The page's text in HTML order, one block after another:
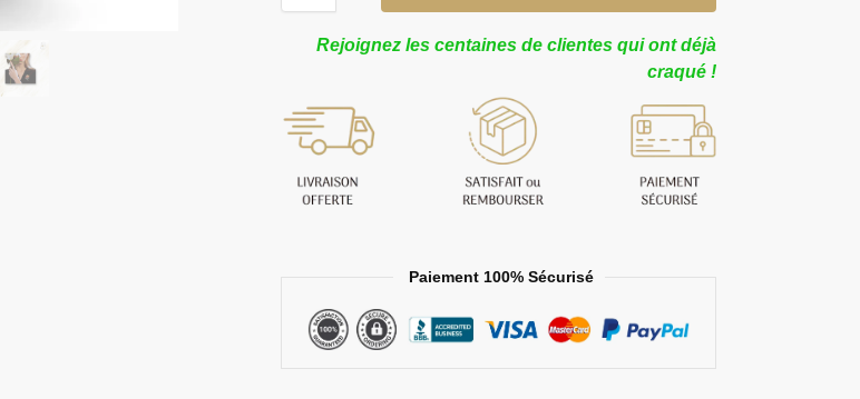
Rejoignez les centaines de clientes qui ont déjà
craqué !
Paiement 100% Sécurisé